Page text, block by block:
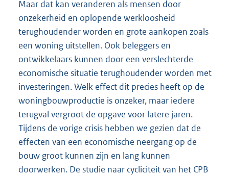
Maar dat kan veranderen als mensen door
onzekerheid en oplopende werkloosheid
terughoudender worden en grote aankopen zoals
een woning uitstellen. Ook beleggers en
ontwikkelaars kunnen door een verslechterde
economische situatie terughoudender worden met
investeringen. Welk effect dit precies heeft op de
woningbouwproductie is onzeker, maar iedere
terugval vergroot de opgave voor latere jaren.
Tijdens de vorige crisis hebben we gezien dat de
effecten van een economische neergang op de
bouw groot kunnen zijn en lang kunnen
doorwerken. De studie naar cycliciteit van het CPB